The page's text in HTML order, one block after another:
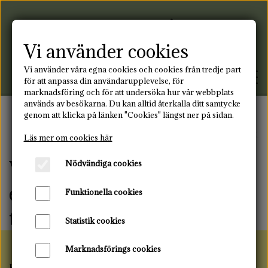
FRAMSIDA
PRODUKTER
MENSTRUATIONSDISK
KONTAKT
Framsida Blogg Vad vet du om
Vad vet du om
engångsbindor och
tamponger?
Vi använder cookies
Vi använder våra egna cookies och cookies från tredje part
för att anpassa din användarupplevelse, för
marknadsföring och för att undersöka hur vår webbplats
används av besökarna. Du kan alltid återkalla ditt samtycke
genom att klicka på länken "Cookies" längst ner på sidan.
Läs mer om cookies här
Nödvändiga cookies
Funktionella cookies
Statistik cookies
Marknadsförings cookies